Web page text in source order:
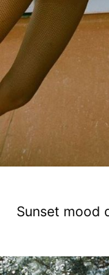
Sunset mood